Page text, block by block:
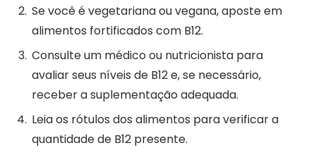
Se você é vegetariana ou vegana, aposte em
alimentos fortificados com B12.
Consulte um médico ou nutricionista para
avaliar seus níveis de B12 e, se necessário,
receber a suplementação adequada.
Leia os rótulos dos alimentos para verificar a
quantidade de B12 presente.